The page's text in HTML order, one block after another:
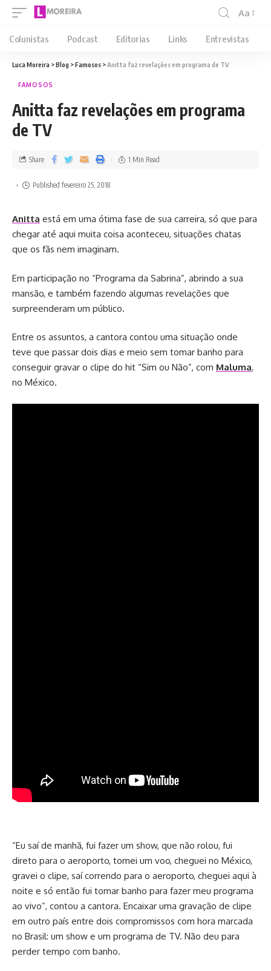
Aa
Colunistas Podcast Editorias Links Entrevistas
Luca Moreira >Blog >Famosos >Anitta faz revelações em programa de TV
FAMOSOS
Anitta faz revelações em programa
de TV
Published fevereiro 25, 2018
Share 1 Min Read
Anitta está em uma ótima fase de sua carreira, só que para
chegar até aqui muita coisa aconteceu, situações chatas
que os fãs nem imaginam.
Em participação no “Programa da Sabrina”, abrindo a sua
mansão, e também fazendo algumas revelações que
surpreenderam um público.
Entre os assuntos, a cantora contou uma situação onde
teve que passar dois dias e meio sem tomar banho para
conseguir gravar o clipe do hit “Sim ou Não”, com Maluma,
no México.
“Eu saí de manhã, fui fazer um show, que não rolou, fui
direto para o aeroporto, tomei um voo, cheguei no México,
gravei o clipe, saí correndo para o aeroporto, cheguei aqui à
noite e só então fui tomar banho para fazer meu programa
ao vivo”, contou a cantora. Encaixar uma gravação de clipe
em outro país entre dois compromissos com hora marcada
no Brasil: um show e um programa de TV. Não deu para
perder tempo com banho.